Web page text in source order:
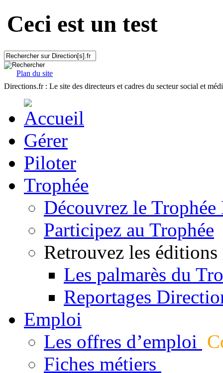
Ceci est un test
Plan du site
Directions.fr : Le site des directeurs et cadres du secteur social et
Gérer
Piloter
Trophée
Découvrez le
Participez au Trophée
Retrouvez les éditions
Les palmarès du
Reportages
Emploi
Les offres d’emploi
Fiches métiers